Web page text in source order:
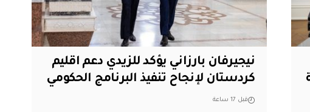
نيجيرفان بارزاني يؤكد للزيدي دعم اقليم
‏كردستان لإنجاح تنفيذ البرنامج الحكومي
قبل 17 ساعة